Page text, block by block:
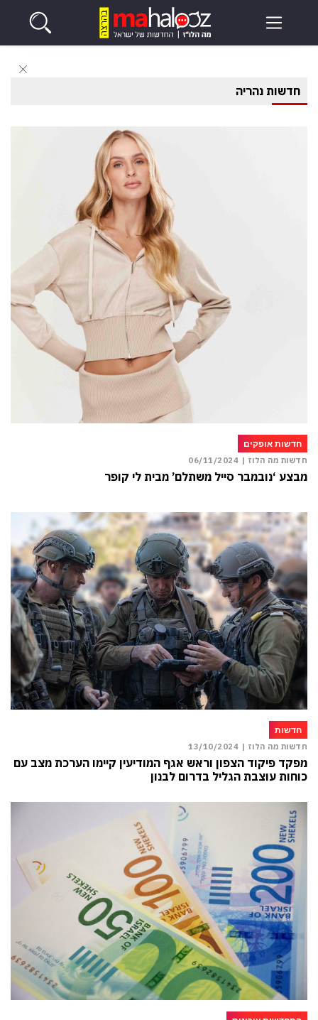
חדשות נהריה
חדשות אופקים
חדשות מה הלוז | 06/11/2024
מבצע ‘נובמבר סייל משתלם’ מבית לי קופר
חדשות
חדשות מה הלוז | 13/10/2024
מפקד פיקוד הצפון וראש אגף המודיעין קיימו הערכת מצב עם
כוחות עוצבת הגליל בדרום לבנון